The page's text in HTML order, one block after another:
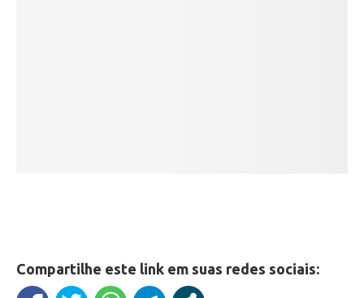
Compartilhe este link em suas redes sociais: